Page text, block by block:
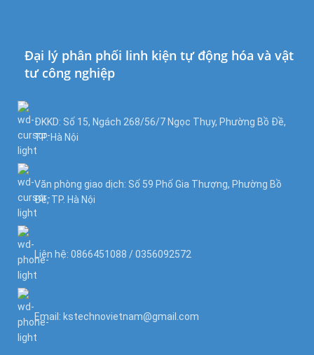
Đại lý phân phối linh kiện tự động hóa và vật
tư công nghiệp
ĐKKD: Số 15, Ngách 268/56/7 Ngọc Thụy, Phường Bồ Đề,
TP. Hà Nội
Văn phòng giao dịch: Số 59 Phố Gia Thượng, Phường Bồ
Đề, TP. Hà Nội
Liên hệ: 0866451088 / 0356092572
Email: kstechnovietnam@gmail.com